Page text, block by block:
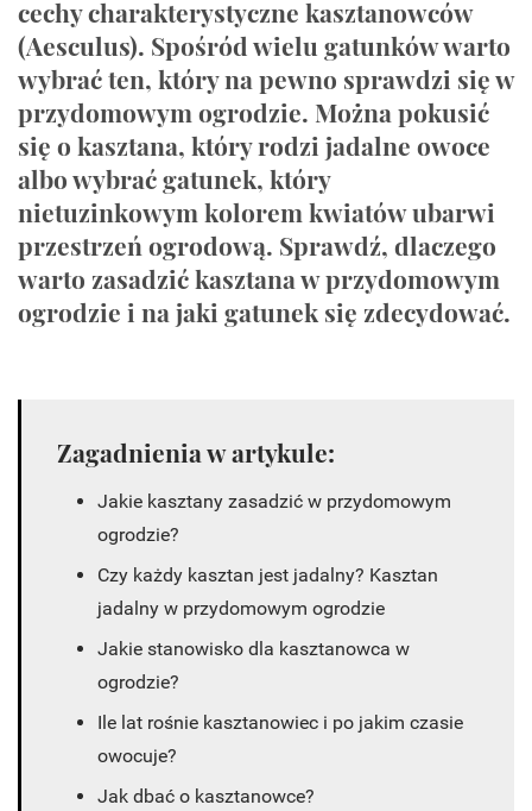
cechy charakterystyczne kasztanowców
(Aesculus). Spośród wielu gatunków warto
wybrać ten, który na pewno sprawdzi się w
przydomowym ogrodzie. Można pokusić
się o kasztana, który rodzi jadalne owoce
albo wybrać gatunek, który
nietuzinkowym kolorem kwiatów ubarwi
przestrzeń ogrodową. Sprawdź, dlaczego
warto zasadzić kasztana w przydomowym
ogrodzie i na jaki gatunek się zdecydować.
Zagadnienia w artykule:
Jakie kasztany zasadzić w przydomowym
ogrodzie?
Czy każdy kasztan jest jadalny? Kasztan
jadalny w przydomowym ogrodzie
Jakie stanowisko dla kasztanowca w
ogrodzie?
Ile lat rośnie kasztanowiec i po jakim czasie
owocuje?
Jak dbać o kasztanowce?